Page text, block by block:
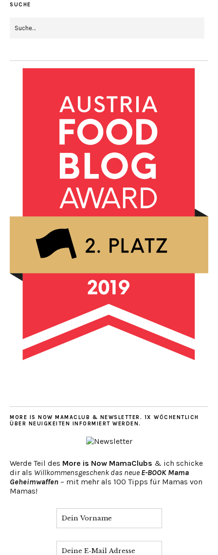
SUCHE
MORE IS NOW MAMACLUB & NEWSLETTER. 1X WÖCHENTLICH
ÜBER NEUIGKEITEN INFORMIERT WERDEN.
Werde Teil des More is Now MamaClubs & ich schicke
dir als Willkommensgeschenk das neue E-BOOK Mama
Geheimwaffen – mit mehr als 100 Tipps für Mamas von
Mamas!